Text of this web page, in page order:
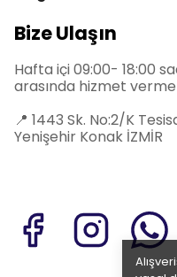
Bize Ulaşın
Hafta içi 09:00- 18:00
arasında hizmet
📍 1443 Sk. No:2/K
Yenişehir Konak İZMİR